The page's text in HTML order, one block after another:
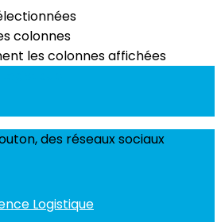
colonnes
les colonnes affichées
des réseaux sociaux